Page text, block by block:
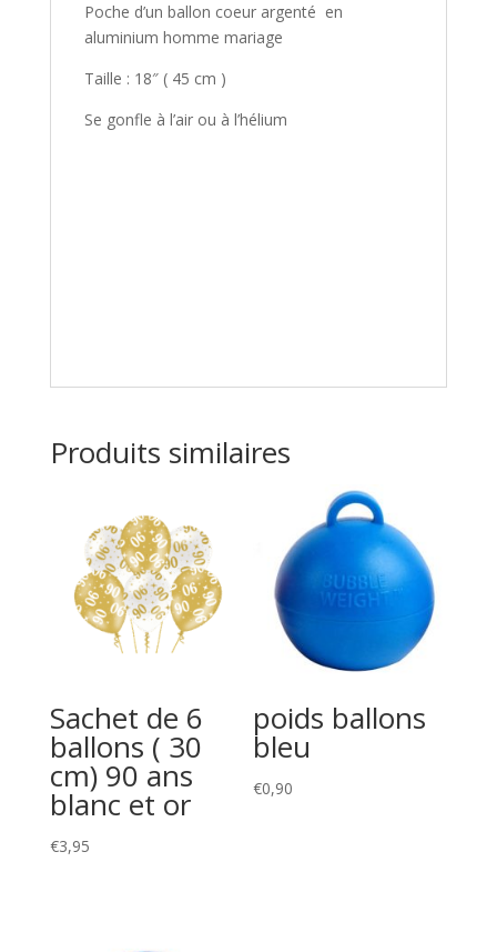
Poche d’un ballon coeur argenté en
aluminium homme mariage
Taille : 18″ ( 45 cm )
Se gonfle à l’air ou à l’hélium
Produits similaires
Sachet de 6
ballons ( 30
cm) 90 ans
blanc et or
€3,95
poids ballons
bleu
€0,90